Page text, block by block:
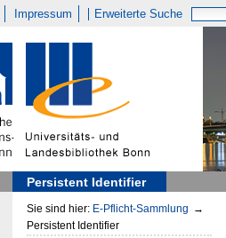
Impressum Erweiterte Suche
Persistent Identifier
Sie sind hier: E-Pflicht-Sammlung →
Persistent Identifier